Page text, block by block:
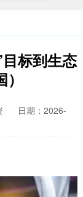
标到生态
日期：2026-